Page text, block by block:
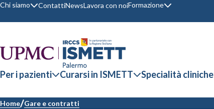
Chi siamo ContattiNewsLavora con noiFormazione
Per i pazienti Curarsi in ISMETT Specialità cliniche
Home Gare e contratti